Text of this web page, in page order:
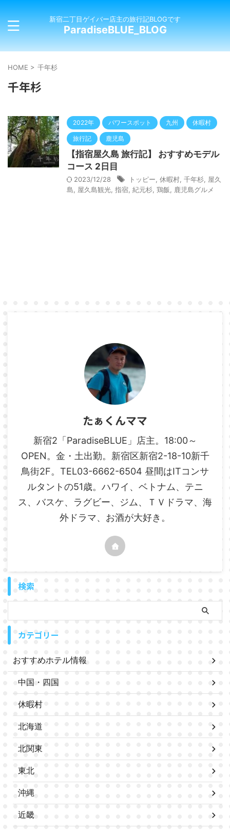
新宿二丁目ゲイバー店主の旅行記BLOGです
ParadiseBLUE_BLOG
HOME > 千年杉
千年杉
2022年 パワースポット 九州 休暇村
旅行記 鹿児島
【指宿屋久島 旅行記】 おすすめモデル
コース 2日目
2023/12/28 トッピー 休暇村 千年杉 屋久
島
屋久島観光 指宿 紀元杉 鶏飯 鹿児島グルメ
たぁくんママ
新宿2「ParadiseBLUE」店主。18:00～
OPEN。金・土出勤。新宿区新宿2-18-10新千
鳥街2F。TEL03-6662-6504 昼間はITコンサ
ルタントの51歳。ハワイ、ベトナム、テニ
ス、バスケ、ラグビー、ジム、ＴＶドラマ、海
外ドラマ、お酒が大好き。
検索
カテゴリー
おすすめホテル情報
中国・四国
休暇村
北海道
北関東
東北
沖縄
近畿